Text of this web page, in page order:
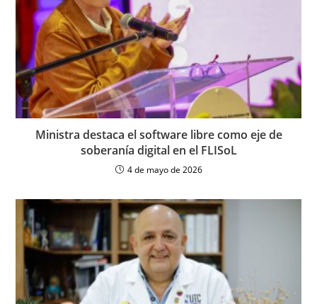
Ministra destaca el software libre como eje de
soberanía digital en el FLISoL
4 de mayo de 2026